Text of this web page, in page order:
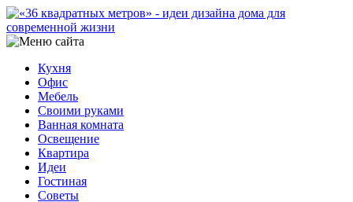
Кухня
Офис
Мебель
Своими руками
Ванная комната
Освещение
Квартира
Идеи
Гостиная
Советы